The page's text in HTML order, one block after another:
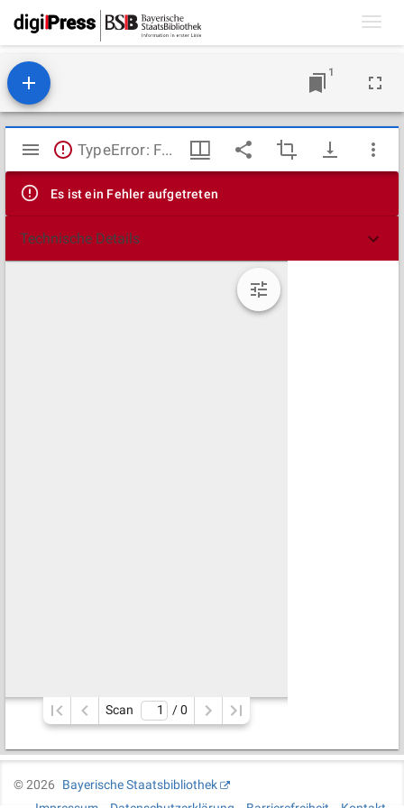
1
Mirador
Viewer
TypeError: Failed to fetch
Es ist ein Fehler aufgetreten
Technische Details
Scan / 0
©2026
Bayerische Staatsbibliothek